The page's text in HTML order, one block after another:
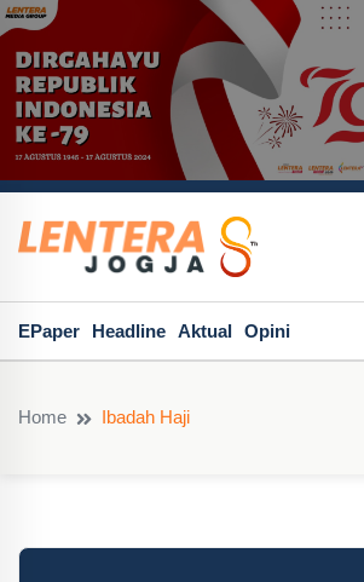
EPaper Headline Aktual Opini
Home Ibadah Haji